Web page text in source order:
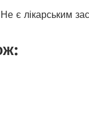
є лікарським